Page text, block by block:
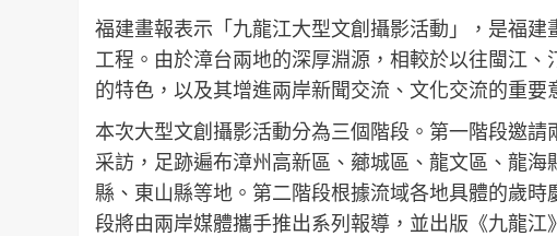
福建畫報表示「九龍江大型文創攝影活動 」， 是福建
工程。由於漳台兩地的深厚淵源，相較於以往閩江
的特色，以及其增進兩岸新聞交流、文化交流的重要
本次大型文創攝影活動分為三個階段。第一階段邀請
采訪，足跡遍布漳州高新區、薌城區、龍文區、龍
縣、東山縣等地。第二階段根據流域各地具體的歲
段將由兩岸媒體攜手推出系列報導 ，並出版《九龍江